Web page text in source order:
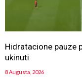
Hidratacione pauze
ukinuti
8 Augusta, 2026